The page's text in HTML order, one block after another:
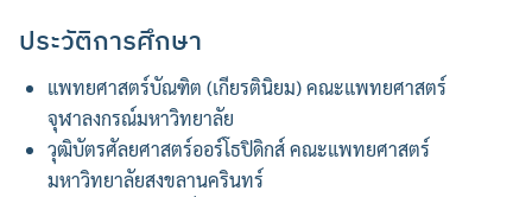
ประวัติการศึกษา
แพทยศาสตร์บัณฑิต (เกียรตินิยม) คณะแพทยศาสตร์
จุฬาลงกรณ์มหาวิทยาลัย
วุฒิบัตรศัลยศาสตร์ออร์โธปิดิกส์ คณะแพทยศาสตร์
มหาวิทยาลัยสงขลานครินทร์